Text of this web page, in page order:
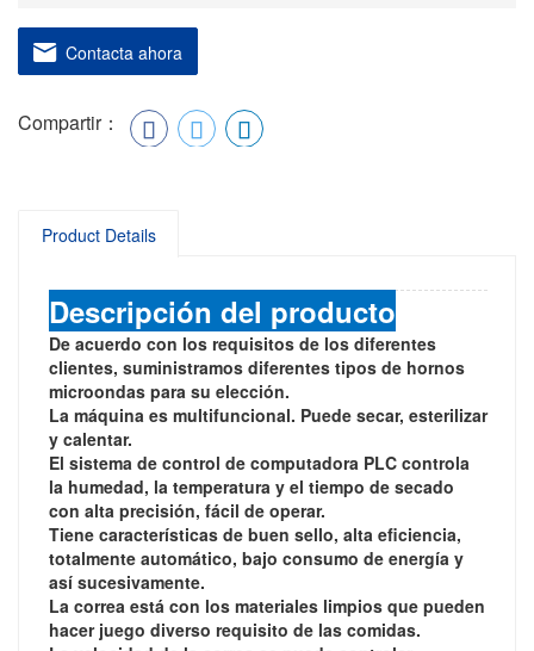
Contacta ahora
Compartir：
Product Details
Descripción del producto
De acuerdo con los requisitos de los diferentes
clientes, suministramos diferentes tipos de hornos
microondas para su elección.
La máquina es multifuncional. Puede secar, esterilizar
y calentar.
El sistema de control de computadora PLC controla
la humedad, la temperatura y el tiempo de secado
con alta precisión, fácil de operar.
Tiene características de buen sello, alta eficiencia,
totalmente automático, bajo consumo de energía y
así sucesivamente.
La correa está con los materiales limpios que pueden
hacer juego diverso requisito de las comidas.